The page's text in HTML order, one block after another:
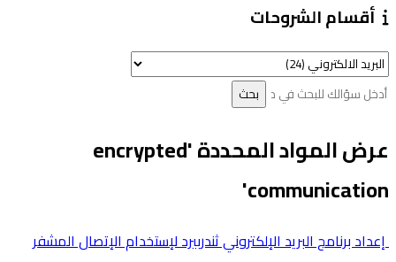
أقسام الشروحات
عرض المواد المحددة 'encrypted
communication'
إعداد برنامج البريد الإلكتروني ثندربيرد لإستخدام الإتصال المشفر